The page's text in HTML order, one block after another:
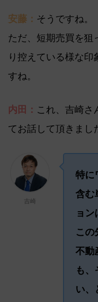
安藤： そうですね。
ただ、短期売買を狙
り控えている様な印
すね。
内田： これ、吉崎さ
てお話して頂きま
吉崎
特に
含む
ョン
この
不動
も、
い、